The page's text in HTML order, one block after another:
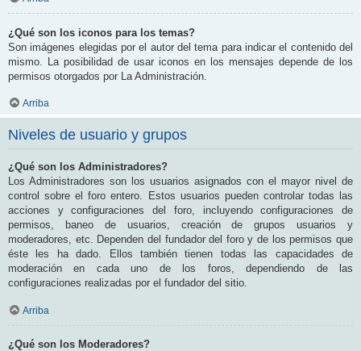
¿Qué son los iconos para los temas?
Son imágenes elegidas por el autor del tema para indicar el contenido del
mismo. La posibilidad de usar iconos en los mensajes depende de los
permisos otorgados por La Administración.
Arriba
Niveles de usuario y grupos
¿Qué son los Administradores?
Los Administradores son los usuarios asignados con el mayor nivel de
control sobre el foro entero. Estos usuarios pueden controlar todas las
acciones y configuraciones del foro, incluyendo configuraciones de
permisos, baneo de usuarios, creación de grupos usuarios y
moderadores, etc. Dependen del fundador del foro y de los permisos que
éste les ha dado. Ellos también tienen todas las capacidades de
moderación en cada uno de los foros, dependiendo de las
configuraciones realizadas por el fundador del sitio.
Arriba
¿Qué son los Moderadores?